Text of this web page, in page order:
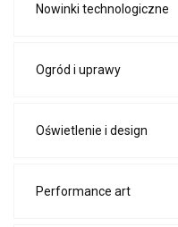
Nowinki technologiczne
Ogród i uprawy
Oświetlenie i design
Performance art